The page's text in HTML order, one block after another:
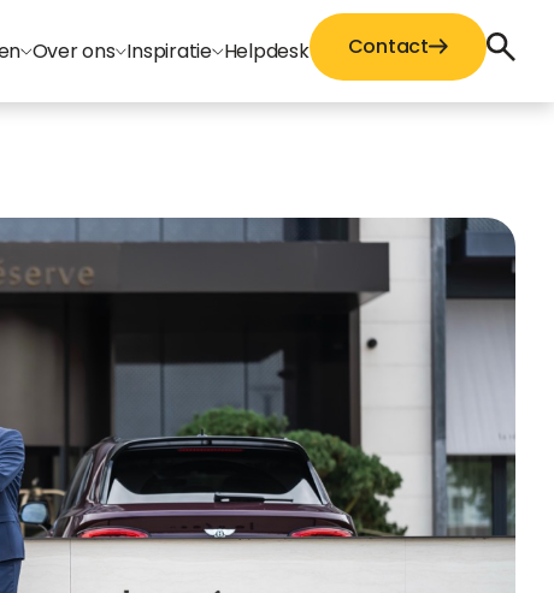
Over ons Inspiratie Helpdesk Contact